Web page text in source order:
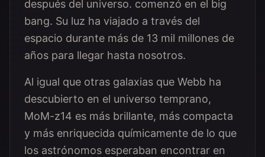
después del universo. comenzó en el big
bang. Su luz ha viajado a través del
espacio durante más de 13 mil millones de
años para llegar hasta nosotros.
Al igual que otras galaxias que Webb ha
descubierto en el universo temprano,
MoM-z14 es más brillante, más compacta
y más enriquecida químicamente de lo que
los astrónomos esperaban encontrar en